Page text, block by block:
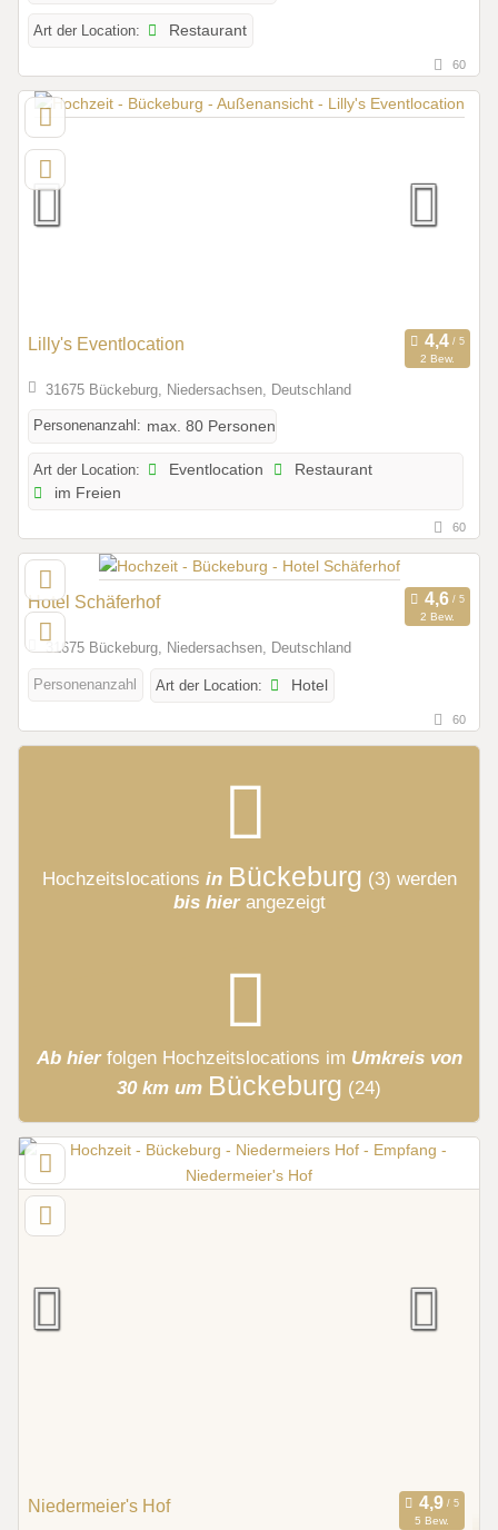
Art der Location: Restaurant
60
Lilly's Eventlocation
2 Bew.
31675 Bückeburg, Niedersachsen, Deutschland
Personenanzahl: max. 80 Personen
Art der Location: Eventlocation
Restaurant
im Freien
60
Hotel Schäferhof
2 Bew.
31675 Bückeburg, Niedersachsen, Deutschland
Personenanzahl Art der Location: Hotel
60
Hochzeitslocations in Bückeburg (3) werden
bis hierangezeigt
Ab hier folgen Hochzeitslocations im Umkreis von
30 km um Bückeburg (24)
Niedermeier's Hof
5 Bew.